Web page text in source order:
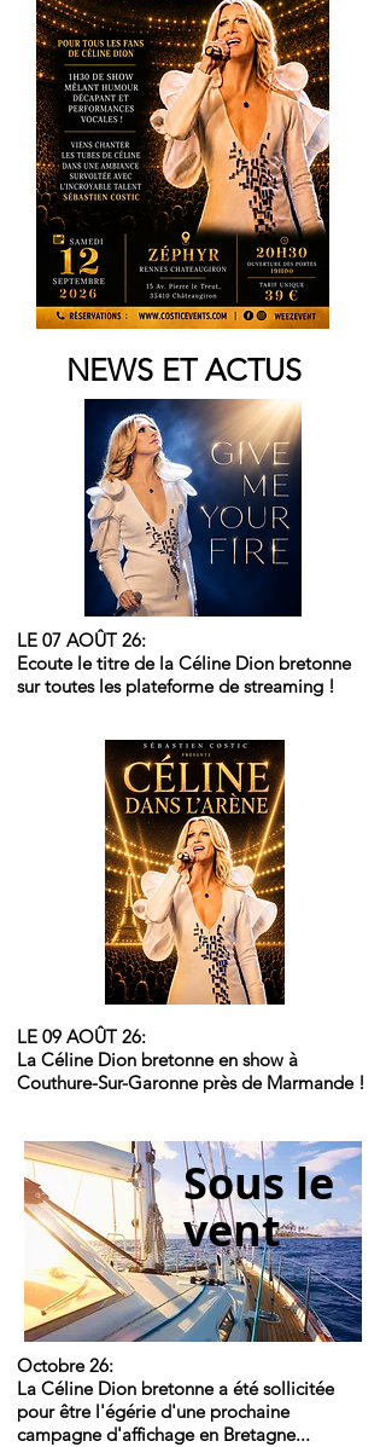
NEWS ET ACTUS
LE 07 AOÛT 26:
Ecoute le titre de la Céline Dion bretonne
sur toutes les plateforme de streaming !
LE 09 AOÛT 26:
La Céline Dion bretonne en show à
Couthure-Sur-Garonne près de Marmande !
Sous le
vent
Octobre 26:
La Céline Dion bretonne a été sollicitée
pour être l'égérie d'une prochaine
campagne d'affichage en Bretagne...